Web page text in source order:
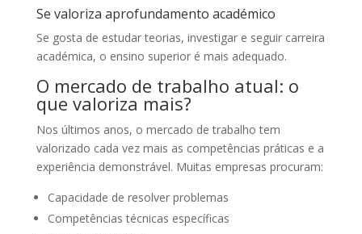
Se valoriza aprofundamento académico
Se gosta de estudar teorias, investigar e seguir carreira
académica, o ensino superior é mais adequado.
O mercado de trabalho atual: o
que valoriza mais?
Nos últimos anos, o mercado de trabalho tem
valorizado cada vez mais as competências práticas e a
experiência demonstrável. Muitas empresas procuram:
Capacidade de resolver problemas
Competências técnicas específicas